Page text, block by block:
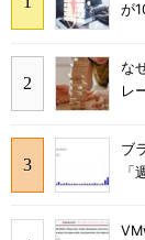
が
な
レ
ブ
「